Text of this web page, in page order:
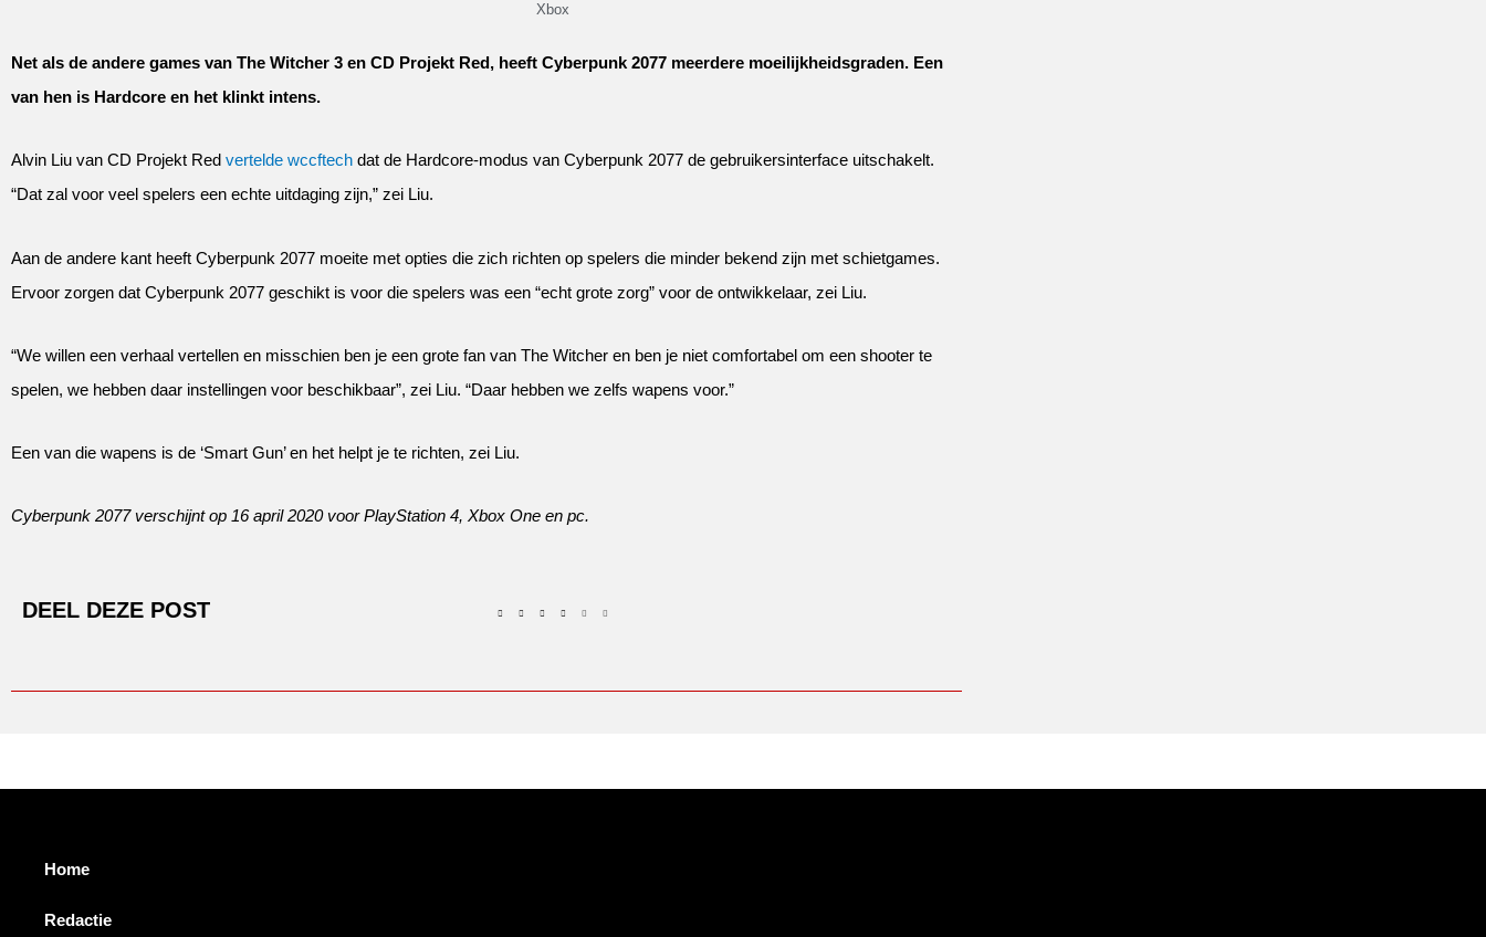
Xbox
Net als de andere games van The Witcher 3 en CD Projekt Red, heeft Cyberpunk 2077 meerdere moeilijkheidsgraden. Een
van hen is Hardcore en het klinkt intens.
Alvin Liu van CD Projekt Red vertelde wccftech dat de Hardcore-modus van Cyberpunk 2077 de gebruikersinterface uitschakelt.
“Dat zal voor veel spelers een echte uitdaging zijn,” zei Liu.
Aan de andere kant heeft Cyberpunk 2077 moeite met opties die zich richten op spelers die minder bekend zijn met schietgames.
Ervoor zorgen dat Cyberpunk 2077 geschikt is voor die spelers was een “echt grote zorg” voor de ontwikkelaar, zei Liu.
“We willen een verhaal vertellen en misschien ben je een grote fan van The Witcher en ben je niet comfortabel om een ​​shooter te
spelen, we hebben daar instellingen voor beschikbaar”, zei Liu. “Daar hebben we zelfs wapens voor.”
Een van die wapens is de ‘Smart Gun’ en het helpt je te richten, zei Liu.
Cyberpunk 2077 verschijnt op 16 april 2020 voor PlayStation 4, Xbox One en pc.
DEEL DEZE POST
Home
Redactie